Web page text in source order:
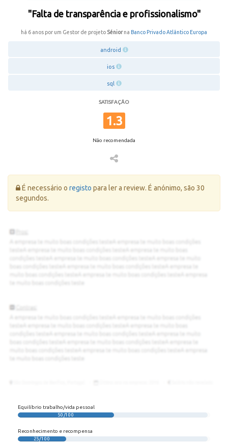
"Falta de transparência e profissionalismo"
há 6 anos por um Gestor de projeto Séniorna Banco Privado Atlântico Europa
android
ios
sql
SATISFAÇÃO
1.3
Não recomendada
Erro:
É necessário o registo para ler a review. É anónimo, são 30
segundos.
Equilíbrio trabalho/vida pessoal
50/100
Reconhecimento e recompensa
25/100